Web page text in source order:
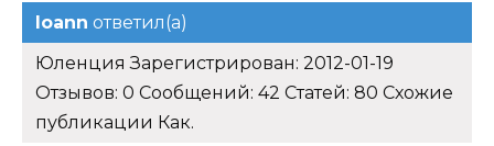
Ioann ответил(а)
Юленция Зарегистрирован: 2012-01-19
Отзывов: 0 Сообщений: 42 Статей: 80 Схожие
публикации Как.